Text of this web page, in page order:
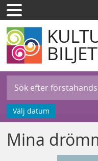
Välj datum
Mina